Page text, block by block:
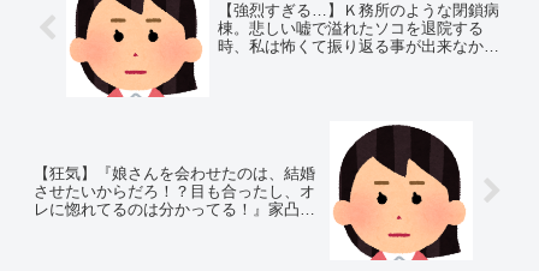
【強烈すぎる…】Ｋ務所のような閉鎖病
棟。悲しい嘘で溢れたソコを退院する
時、私は怖くて振り返る事が出来なかっ
【狂気】『娘さんを会わせたのは、結婚
させたいからだろ！？目も合ったし、オ
レに惚れてるのは分かってる！』家凸し